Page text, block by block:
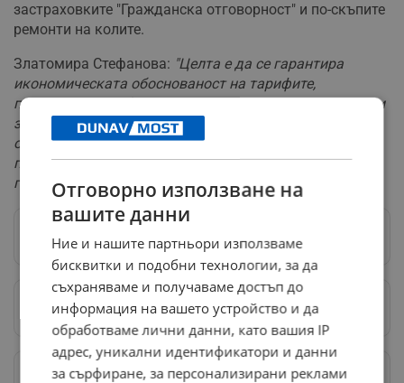
застраховките "Гражданска отговорност" и по-скъпите
ремонти на колите.
Златомира Стефанова: "Целта е да се гарантира
икономическата обоснованост на тарифите,
покриване на себестойността на извършваните услуги
за таксиметров превоз на пътници, както и
осигуряване на устойчивост и качество на
предлаганата транспортна услуга в интерес на
гражданите и превозвачите."
Следвай ни в Google News →
Предпочитани източници→
Изпращайте снимки и информация на
Отговорно използване на
вашите данни
Ние и нашите партньори използваме
бисквитки и подобни технологии, за да
съхраняваме и получаваме достъп до
информация на вашето устройство и да
обработваме лични данни, като вашия IP
адрес, уникални идентификатори и данни
за сърфиране, за персонализирани реклами